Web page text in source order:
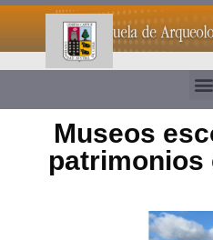
Museos
patrimonios